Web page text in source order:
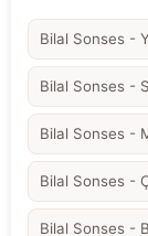
Bilal Sonses -
Bilal Sonses -
Bilal Sonses -
Bilal Sonses -
Bilal Sonses -